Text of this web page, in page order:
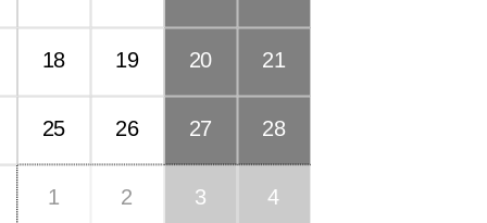
18 19 20 21
25 26 27 28
1 2 3 4